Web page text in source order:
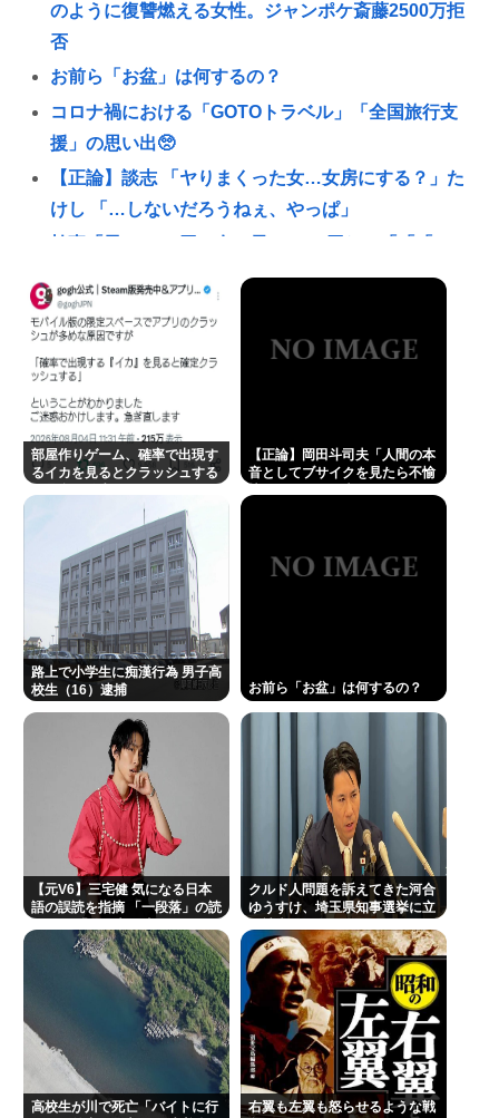
のように復讐燃える女性。ジャンポケ斎藤2500万拒
否
お前ら「お盆」は何するの？
コロナ禍における「GOTOトラベル」「全国旅行支
援」の思い出🥺
【正論】談志 「ヤりまくった女…女房にする？」た
けし 「…しないだろうねぇ、やっぱ」
い」」」」（ヽ´ん`）「あ？ ちょっと待てよ」
ケンドーコバヤシ 新型コロナ感染で謎の後遺症続く
「強い炭酸飲んだら、あばら折れそうになる」
楽しんご「ジャンポケ斉藤さんを訴えた女は気色悪
いとか言ってる癖に口だけは素直なんだな！週刊誌
から金もらってるだろ」
みいちゃんと山田さん、ハッピーエンド確定 最後は
ママに埋葬される
加藤小夏(おなつ)「演技中に惚れてしまった俳優がい
る」
【土用丑の日に食中毒】ドン・キホーテ出店の露店
で「うなぎの蒲焼」食べ14人が発熱や下痢
おまえらが今までに使った事がある【ズル休み】の
理由
パズー「お父さん嘘つき呼ばわりされて死んじゃっ
た」ってセリフあるけど、どんな自殺方法だった
の？
Powered by livedoor 相互RSS
部屋作りゲーム、確率で出現す
るイカを見るとクラッシュする
【正論】岡田斗司夫「人間の本
音としてブサイクを見たら不愉
路上で小学生に痴漢行為 男子高
校生（16）逮捕
お前ら「お盆」は何するの？
【元V6】三宅健 気になる日本
語の誤読を指摘 「一段落」の読
よなとか」
クルド人問題を訴えてきた河合
ゆうすけ、埼玉県知事選挙に立
高校生が川で死亡「バイトに行
右翼も左翼も怒らせるような戦